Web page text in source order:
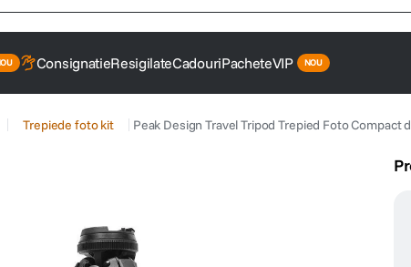
ConsignatieResigilateCadouriPacheteVIP
Trepiede foto kit Peak Design Travel Tripod Trepied Foto Compact